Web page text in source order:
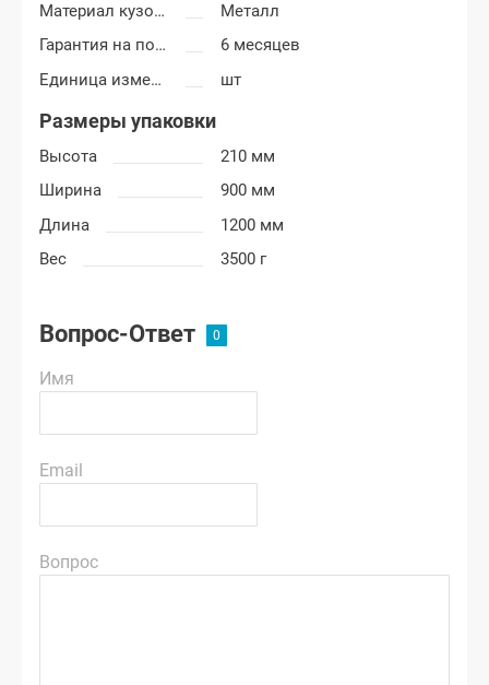
Материал кузовных деталей
Металл
Гарантия на покраску
6 месяцев
Единица измерения
шт
Размеры упаковки
Высота
210 мм
Ширина
900 мм
Длина
1200 мм
Вес
3500 г
Вопрос-Ответ
Имя
Email
Вопрос